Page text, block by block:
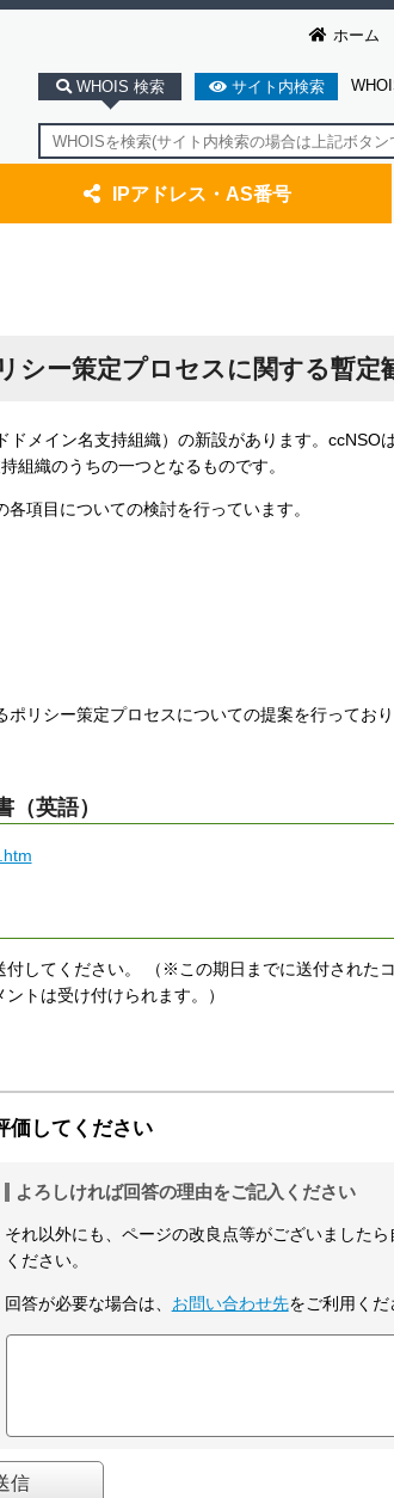
ホーム
WHOIS 検索 サイト内検索
IPアドレス・AS番号
シー策定プロセスに関する暫定
メイン名支持組織）の新設があります。ccNSO
組織のうちの一つとなるものです。
項目についての検討を行っています。
リシー策定プロセスについての提案を行ってお
英語）
付してください。 （※この期日までに送付された
トは受け付けられます。）
価してください
よろしければ回答の理由をご記入ください
それ以外にも、ページの改良点等がございましたら
ください。
回答が必要な場合は、 お問い合わせ先をご利用くだ